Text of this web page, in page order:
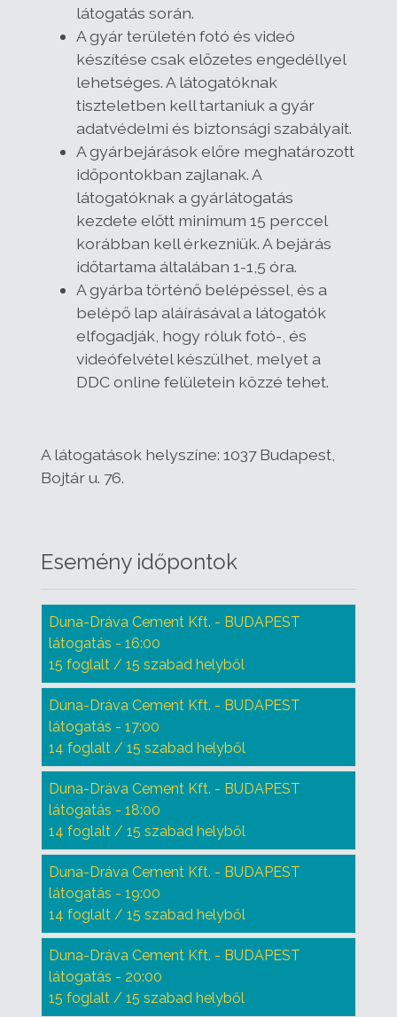
látogatás során.
A gyár területén fotó és videó
készítése csak előzetes engedéllyel
lehetséges. A látogatóknak
tiszteletben kell tartaniuk a gyár
adatvédelmi és biztonsági szabályait.
A gyárbejárások előre meghatározott
időpontokban zajlanak. A
látogatóknak a gyárlátogatás
kezdete előtt minimum 15 perccel
korábban kell érkezniük. A bejárás
időtartama általában 1-1,5 óra.
A gyárba történő belépéssel, és a
belépő lap aláírásával a látogatók
elfogadják, hogy róluk fotó-, és
videófelvétel készülhet, melyet a
DDC online felületein közzé tehet.
A látogatások helyszíne: 1037 Budapest,
Bojtár u. 76.
Esemény időpontok
Duna-Dráva Cement Kft. - BUDAPEST
látogatás - 16:00
15 foglalt / 15 szabad helyből
Duna-Dráva Cement Kft. - BUDAPEST
látogatás - 17:00
14 foglalt / 15 szabad helyből
Duna-Dráva Cement Kft. - BUDAPEST
látogatás - 18:00
14 foglalt / 15 szabad helyből
Duna-Dráva Cement Kft. - BUDAPEST
látogatás - 19:00
14 foglalt / 15 szabad helyből
Duna-Dráva Cement Kft. - BUDAPEST
látogatás - 20:00
15 foglalt / 15 szabad helyből